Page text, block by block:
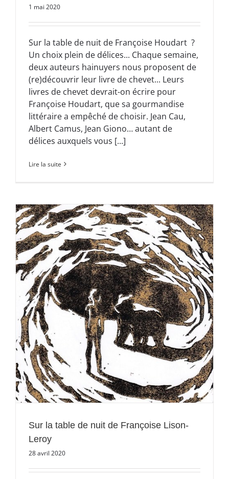
1 mai 2020
Sur la table de nuit de Françoise Houdart ?
Un choix plein de délices... Chaque semaine,
deux auteurs hainuyers nous proposent de
(re)découvrir leur livre de chevet... Leurs
livres de chevet devrait-on écrire pour
Françoise Houdart, que sa gourmandise
littéraire a empêché de choisir. Jean Cau,
Albert Camus, Jean Giono… autant de
délices auxquels vous [...]
Lire la suite
Sur la table de nuit de Françoise Lison-
Leroy
28 avril 2020